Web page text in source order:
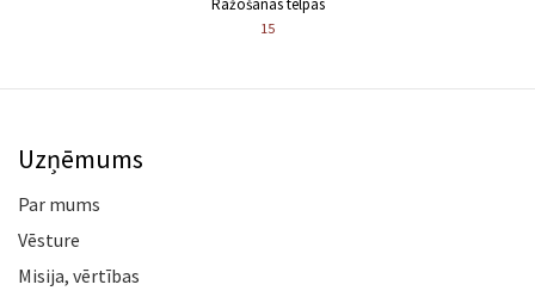
15
Uzņēmums
Par mums
Vēsture
Misija, vērtības